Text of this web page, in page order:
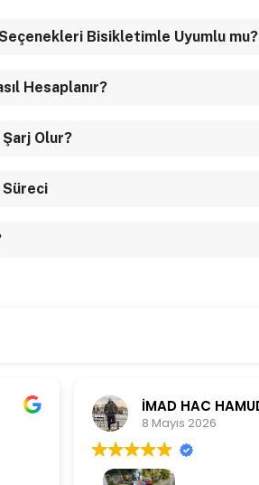
Bisikletimle Uyumlu mu?
Hesaplanır?
Olur?
Süreci